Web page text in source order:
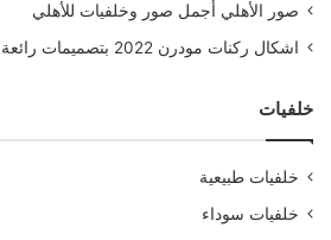
صور الأهلي أجمل صور وخلفيات للأهلي
اشكال ركنات مودرن 2022 بتصميمات رائعة
خلفيات
خلفيات طبيعية
خلفيات سوداء